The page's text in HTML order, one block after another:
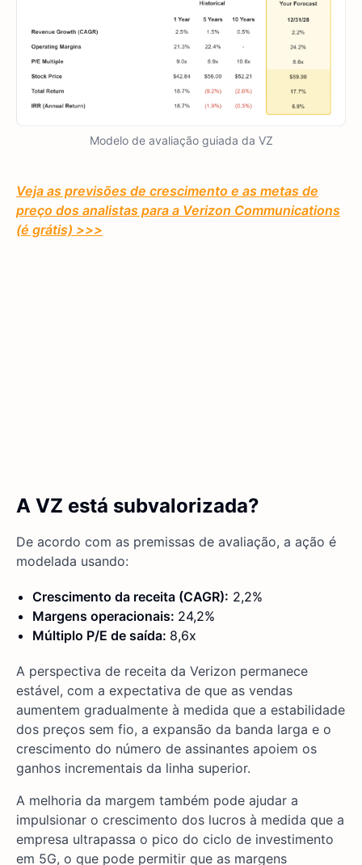
Modelo de avaliação guiada da VZ
Veja as previsões de crescimento e as metas de
preço dos analistas para a Verizon Communications
(é grátis) >>>
A VZ está subvalorizada?
De acordo com as premissas de avaliação, a ação é
modelada usando:
Crescimento da receita (CAGR): 2,2%
Margens operacionais: 24,2%
Múltiplo P/E de saída: 8,6x
A perspectiva de receita da Verizon permanece
estável, com a expectativa de que as vendas
aumentem gradualmente à medida que a estabilidade
dos preços sem fio, a expansão da banda larga e o
crescimento do número de assinantes apoiem os
ganhos incrementais da linha superior.
A melhoria da margem também pode ajudar a
impulsionar o crescimento dos lucros à medida que a
empresa ultrapassa o pico do ciclo de investimento
em 5G, o que pode permitir que as margens